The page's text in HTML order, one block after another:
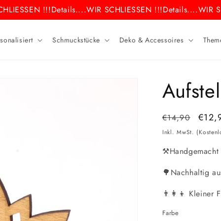
!!!Details....WIR SCHLIESSEN !!!Details....WIR
Schmuckstücke Deko & Accessoires
Normaler
Preis
€14,90
Inkl. MwSt.
🌳Nachhaltig
👨‍👩‍👦 Kleiner
Farbe